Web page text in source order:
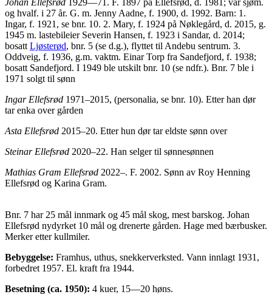
Johan Ellefsrød 1929—71. F. 1897 på Ellefsrød, d. 1981; var sjøm.
og hvalf. i 27 år. G. m. Jenny Aadne, f. 1900, d. 1992. Barn: 1.
Ingar, f. 1921, se bnr. 10. 2. Mary, f. 1924 på Nøklegård, d. 2015, g.
1945 m. lastebileier Severin Hansen, f. 1923 i Sandar, d. 2014;
bosatt Ljøsterød, bnr. 5 (se d.g.), flyttet til Andebu sentrum. 3.
Oddveig, f. 1936, g.m. vaktm. Einar Torp fra Sandefjord, f. 1938;
bosatt Sandefjord. I 1949 ble utskilt bnr. 10 (se ndfr.). Bnr. 7 ble i
1971 solgt til sønn
Ingar Ellefsrød 1971–2015, (personalia, se bnr. 10). Etter han dør
tar enka over gården
Asta Ellefsrød 2015–20. Etter hun dør tar eldste sønn over
Steinar Ellefsrød 2020–22. Han selger til sønnesønnen
Mathias Gram Ellefsrød 2022–. F. 2002. Sønn av Roy Henning
Ellefsrød og Karina Gram.
Bnr. 7 har 25 mål innmark og 45 mål skog, mest barskog. Johan
Ellefsrød nydyrket 10 mål og drenerte gården. Hage med bærbusker.
Merker etter kullmiler.
Bebyggelse: Framhus, uthus, snekkerverksted. Vann innlagt 1931,
forbedret 1957. El. kraft fra 1944.
Besetning (ca. 1950): 4 kuer, 15—20 høns.